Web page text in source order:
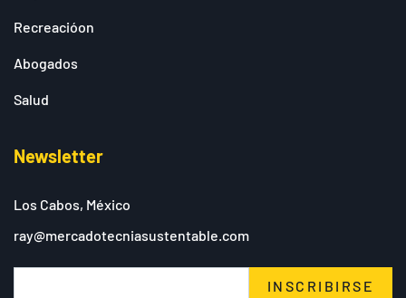
Recreacióon
Abogados
Salud
Newsletter
Los Cabos, México
ray@mercadotecniasustentable.com
INSCRIBIRSE